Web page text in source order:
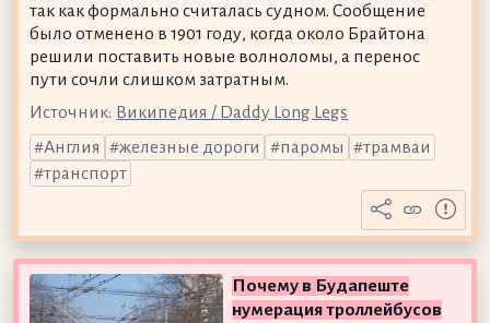
так как формально считалась судном. Сообщение
было отменено в 1901 году, когда около Брайтона
решили поставить новые волноломы, а перенос
пути сочли слишком затратным.
Источник: Википедия / Daddy Long Legs
Англия
железные дороги паромы
трамваи
транспорт
Почему в Будапеште
нумерация троллейбусов